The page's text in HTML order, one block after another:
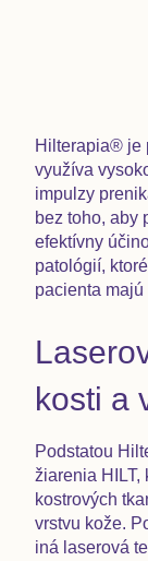
Hilterapia® je
využíva
impulzy
bez toho, aby
efektívny
patológií,
pacienta
kosti a
Podstatou
žiarenia HILT,
kostrových
vrstvu kože.
iná laserová